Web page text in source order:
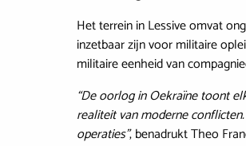
Het terrein in Lessive omvat
inzetbaar zijn voor militaire
militaire eenheid van
“De oorlog in Oekraïne toont
realiteit van moderne
operaties”, benadrukt Theo